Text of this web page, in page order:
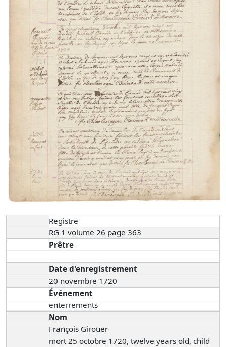
Registre
RG 1 volume 26 page 363
Prêtre
Date d'enregistrement
20 novembre 1720
Événement
enterrements
Nom
François Girouer
mort 25 octobre 1720, twelve years old, child